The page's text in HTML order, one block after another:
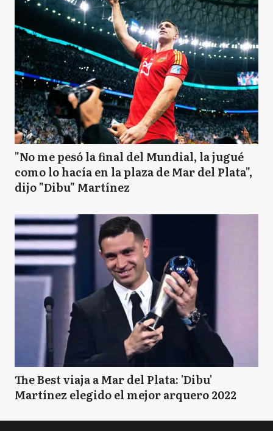
"No me pesó la final del Mundial, la jugué
como lo hacía en la plaza de Mar del Plata",
dijo "Dibu" Martínez
The Best viaja a Mar del Plata: 'Dibu'
Martínez elegido el mejor arquero 2022